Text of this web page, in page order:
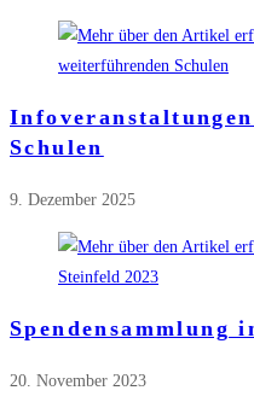
Schulen
9. Dezember 2025
Spendensammlung
20. November 2023